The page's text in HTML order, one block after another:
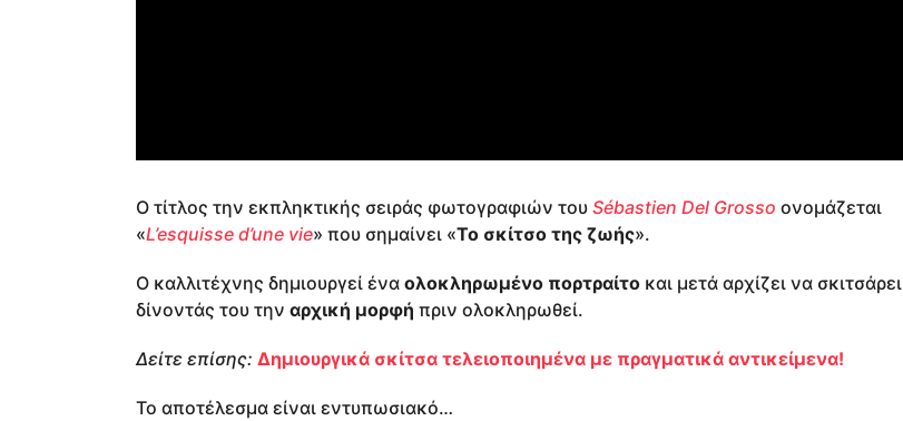
Ο τίτλος την εκπληκτικής σειράς φωτογραφιών του Sébastien Del Grosso ονομάζεται
«L’esquisse d’une vie» που σημαίνει «Το σκίτσο της ζωής».
Ο καλλιτέχνης δημιουργεί ένα ολοκληρωμένο πορτραίτο και μετά αρχίζει να σκιτσάρει
δίνοντάς του την αρχική μορφή πριν ολοκληρωθεί.
Δείτε επίσης: Δημιουργικά σκίτσα τελειοποιημένα με πραγματικά αντικείμενα!
Το αποτέλεσμα είναι εντυπωσιακό…